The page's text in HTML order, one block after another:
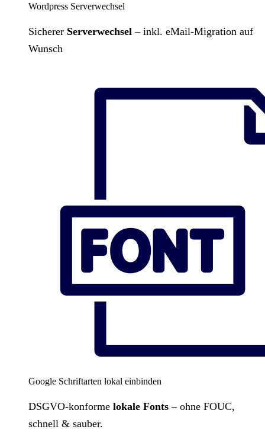
Wordpress Serverwechsel
Sicherer Serverwechsel – inkl. eMail-Migration auf
Wunsch
Google Schriftarten lokal einbinden
DSGVO-konforme lokale Fonts – ohne FOUC,
schnell & sauber.